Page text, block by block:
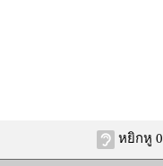
หยิกหู 0